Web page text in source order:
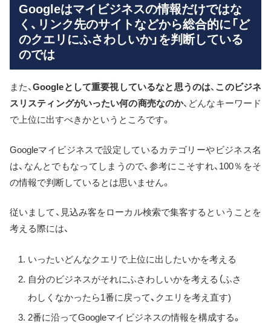
Googleはマイビジネスの情報だけではな
く、リンク先のサイトなどから総合的に「ど
のクエリにふさわしいか」を判断している
のでは
また、Googleとして重要視しているなと思うのは、 このビジネ
スリスティングがいったい何の商売なのか、どんなキーワード
で上位に出すべきかというところです。
Googleマイビジネスで設定しているカテゴリーやビジネス名
は、なんとでもなってしまうので、参考にこそすれ、100％をそ
の情報で判断しているとは思いません。
従いまして、見込み客をローカル検索で集客するということを
考える際には、
いったいどんなクエリで上位に出したいかを考える
自分のビジネスがそれにふさわしいかを考える（ふさ
わしくなかったら1番に戻って、クエリを考え直す)
2番に沿ってGoogleマイビジネスの情報を構成する。